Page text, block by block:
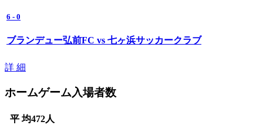
6 - 0
ブランデュー弘前FC vs 七ヶ浜サッカークラブ
詳 細
ホームゲーム入場者数
平 均472人